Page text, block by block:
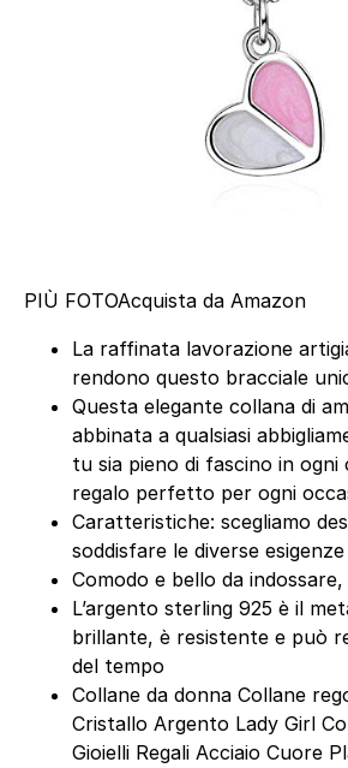
PIÙ FOTOAcquista da Amazon
La raffinata lavorazione
rendono questo bracciale
Questa elegante collana di
abbinata a qualsiasi
tu sia pieno di fascino in ogni
regalo perfetto per ogni
Caratteristiche: scegliamo
soddisfare le diverse
Comodo e bello da
L’argento sterling 925 è il
brillante, è resistente e può
del tempo
Collane da donna Collane
Cristallo Argento Lady Girl
Gioielli Regali Acciaio Cuore